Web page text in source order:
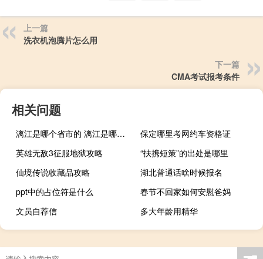
上一篇
洗衣机泡腾片怎么用
下一篇
CMA考试报考条件
相关问题
漓江是哪个省市的 漓江是哪个省的景区
保定哪里考网约车资格证
英雄无敌3征服地狱攻略
“扶携短策”的出处是哪里
仙境传说收藏品攻略
湖北普通话啥时候报名
ppt中的占位符是什么
春节不回家如何安慰爸妈
文员自荐信
多大年龄用精华